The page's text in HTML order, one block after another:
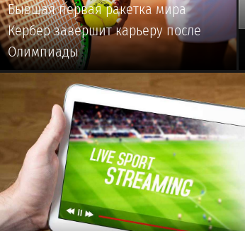
Бывшая первая ракетка мира
Кербер завершит карьеру после
Олимпиады
🥎 #ТЕННИС